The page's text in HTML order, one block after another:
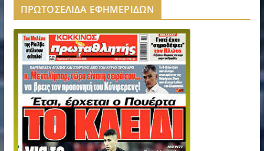
ΠΡΩΤΟΣΕΛΙΔΑ ΕΦΗΜΕΡΙΔΩΝ